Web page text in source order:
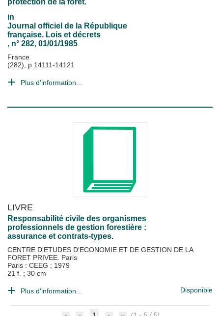
protection de la forêt.
in
Journal officiel de la République
française. Lois et décrets
, n° 282, 01/01/1985
France
(282), p.14111-14121
Plus d'information...
LIVRE
Responsabilité civile des organismes
professionnels de gestion forestière :
assurance et contrats-types.
CENTRE D'ETUDES D'ECONOMIE ET DE GESTION DE LA
FORET PRIVEE. Paris
Paris : CEEG ; 1979
21 f. ; 30 cm
Plus d'information... Disponible